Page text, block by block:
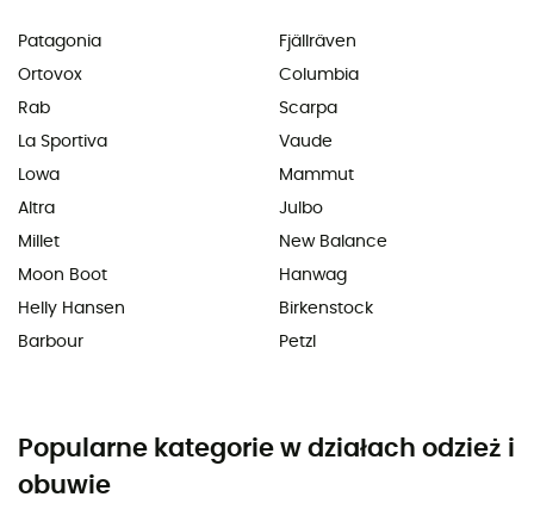
Patagonia
Ortovox
Rab
La Sportiva
Lowa
Altra
Millet
Moon Boot
Helly Hansen
Barbour
Fjällräven
Columbia
Scarpa
Vaude
Mammut
Julbo
New Balance
Hanwag
Birkenstock
Petzl
Popularne kategorie w działach odzież i
obuwie